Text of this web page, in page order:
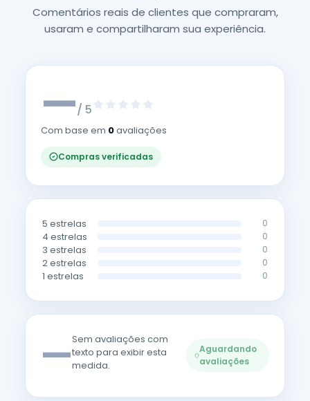
Comentários reais de clientes que compraram,
usaram e compartilharam sua experiência.
—/ 5
Com base em 0avaliações
Compras verificadas
5 estrelas 0
4 estrelas 0
3 estrelas 0
2 estrelas 0
1 estrelas 0
—Sem avaliações com
texto para exibir esta
medida.
Aguardando
avaliações